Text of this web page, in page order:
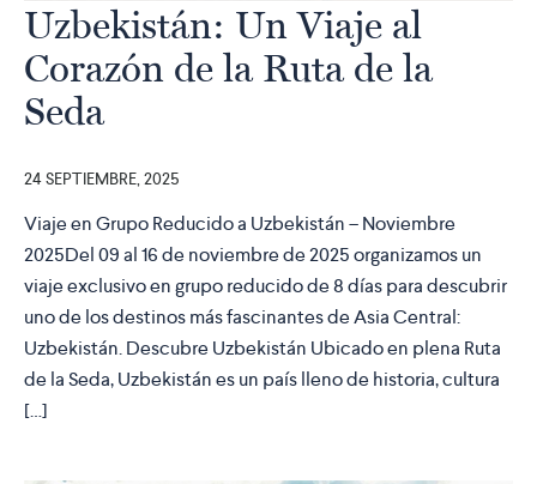
Uzbekistán: Un Viaje al
Corazón de la Ruta de la
Seda
24 SEPTIEMBRE, 2025
Viaje en Grupo Reducido a Uzbekistán – Noviembre
2025Del 09 al 16 de noviembre de 2025 organizamos un
viaje exclusivo en grupo reducido de 8 días para descubrir
uno de los destinos más fascinantes de Asia Central:
Uzbekistán. Descubre Uzbekistán Ubicado en plena Ruta
de la Seda, Uzbekistán es un país lleno de historia, cultura
[…]